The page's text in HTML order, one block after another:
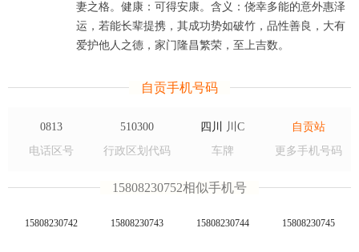
妻之格。健康：可得安康。含义：侥幸多能的意外惠泽
运，若能长辈提携，其成功势如破竹，品性善良，大有
爱护他人之德，家门隆昌繁荣，至上吉数。
自贡手机号码
0813
电话区号
510300
行政区划代码
四川
川C
车牌
自贡站
更多手机号码
15808230752相似手机号
15808230742 15808230743 15808230744 15808230745